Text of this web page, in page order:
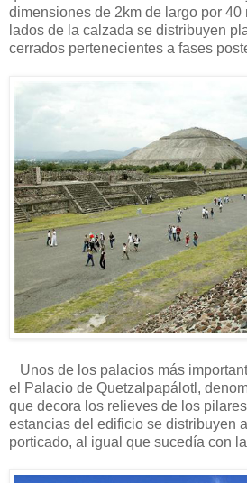
dimensiones de 2km de largo por 40
lados de la calzada se distribuyen
cerrados pertenecientes a fases
Unos de los palacios más
el Palacio de Quetzalpapálotl,
que decora los relieves de los
estancias del edificio se distribuyen
porticado, al igual que sucedía con